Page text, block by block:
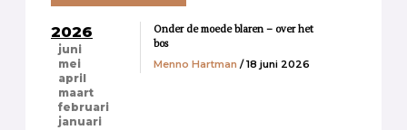
2026
juni
mei
april
maart
februari
januari
Onder de moede blaren – over het
bos
Menno Hartman / 18 juni 2026